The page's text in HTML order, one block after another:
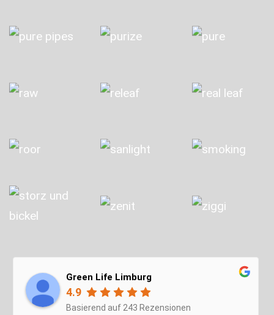
Green Life Limburg
4.9
Basierend auf 243 Rezensionen